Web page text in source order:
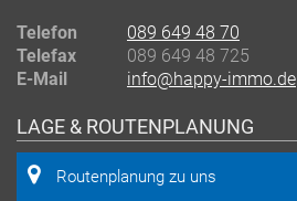
Telefon
089 649 48 70
Telefax
089 649 48 725
E-Mail
info@happy-immo.de
LAGE & ROUTENPLANUNG
Routenplanung zu uns